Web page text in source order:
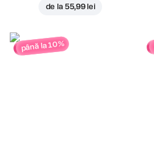
de la 55,99 lei
până la 10%